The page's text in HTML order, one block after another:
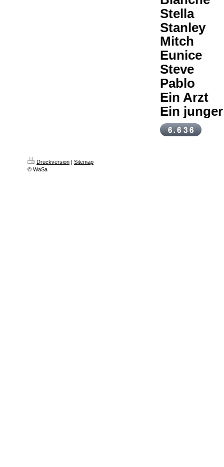
Stella
Stanley
Mitch
Eunice
Steve
Pablo
Ein
Ein
Druckversion | Sitemap
© WaSa